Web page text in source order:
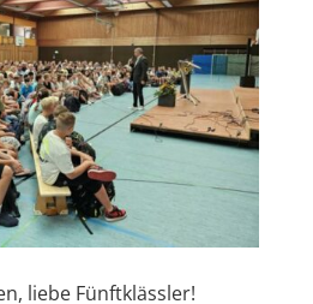
liebe Fünftklässler!